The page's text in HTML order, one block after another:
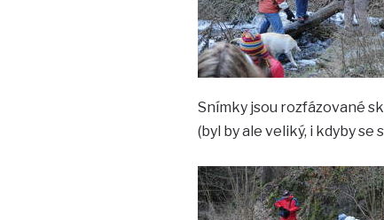
Snímky jsou rozfázované
(byl by ale veliký, i kdyby